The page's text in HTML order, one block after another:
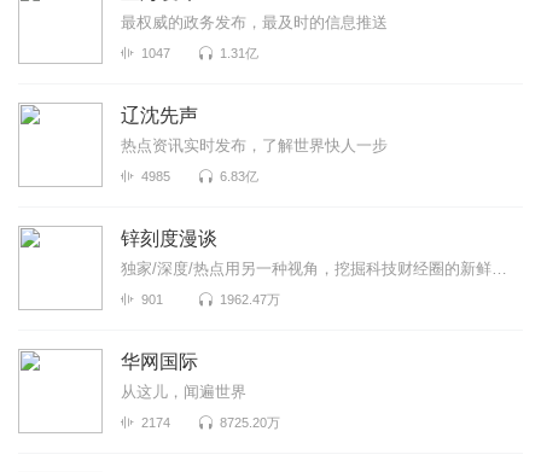
最权威的政务发布，最及时的信息推送
1047 1.31亿
辽沈先声
热点资讯实时发布，了解世界快人一步
4985 6.83亿
锌刻度漫谈
独家/深度/热点用另一种视角，挖掘科技财经圈的新鲜事！《锌刻度漫谈》是锌刻度与喜马拉雅联合出品...
901 1962.47万
华网国际
从这儿，闻遍世界
2174 8725.20万